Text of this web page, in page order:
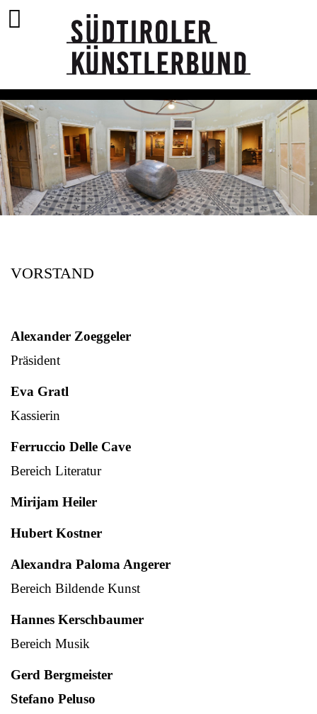
VORSTAND
Alexander Zoeggeler
Präsident
Eva Gratl
Kassierin
Ferruccio Delle Cave
Bereich Literatur
Mirijam Heiler
Hubert Kostner
Alexandra Paloma Angerer
Bereich Bildende Kunst
Hannes Kerschbaumer
Bereich Musik
Gerd Bergmeister
Stefano Peluso